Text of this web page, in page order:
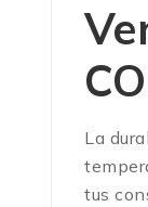
La
tus